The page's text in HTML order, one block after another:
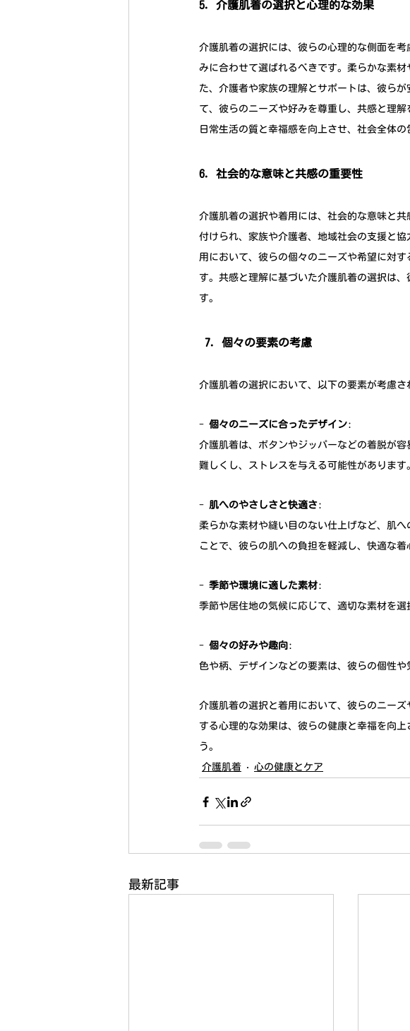
5. 介護肌着の選択と心理的な効果
介護肌着の選択には、彼らの心理的な側面を
みに合わせて選ばれるべきです。柔らかな素
た、介護者や家族の理解とサポートは、彼ら
て、彼らのニーズや好みを尊重し、共感と理
日常生活の質と幸福感を向上させ、社会全体
6. 社会的な意味と共感の重要性
介護肌着の選択や着用には、社会的な意味と
付けられ、家族や介護者、地域社会の支援と
用において、彼らの個々のニーズや希望に対
す。共感と理解に基づいた介護肌着の選択は
す。
7. 個々の要素の考慮
介護肌着の選択において、以下の要素が考慮さ
- 個々のニーズに合ったデザイン:
介護肌着は、ボタンやジッパーなどの着脱が
難しくし、ストレスを与える可能性があります
- 肌へのやさしさと快適さ:
柔らかな素材や縫い目のない仕上げなど、肌
ことで、彼らの肌への負担を軽減し、快適な着
- 季節や環境に適した素材:
季節や居住地の気候に応じて、適切な素材を選
- 個々の好みや趣向:
色や柄、デザインなどの要素は、彼らの個性や
介護肌着の選択と着用において、彼らのニー
する心理的な効果は、彼らの健康と幸福を向
う。
介護肌着 心の健康とケア
最新記事